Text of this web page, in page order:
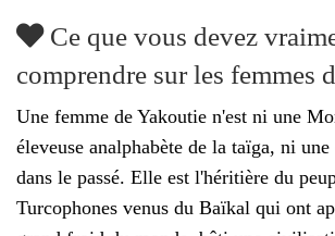
Ce que vous devez
comprendre sur les femmes
Une femme de Yakoutie n'est ni une
éleveuse analphabète de la taïga, ni
dans le passé. Elle est l'héritière du
Turcophones venus du Baïkal qui ont